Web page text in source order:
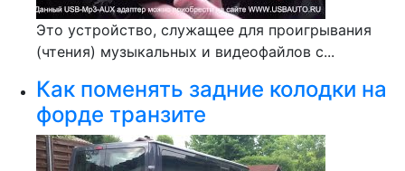
Это устройство, служащее для проигрывания
(чтения) музыкальных и видеофайлов с...
Как поменять задние колодки на
форде транзите